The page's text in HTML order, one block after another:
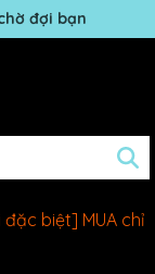
đợi bạn
biệt] MUA chỉ